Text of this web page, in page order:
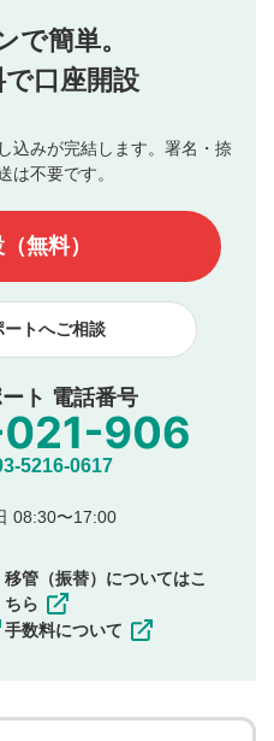
す。（お名前とコメント
は利用者と第三者間のトラ
して一切の責任を負いませ
て審査のうえ、掲載となり
がかかる場合や掲載されない
画コンテンツへの掲載をもっ
。ご了承ください。
された投稿内容は、掲載を
。
無関係の内容の投稿
別的表現投稿
の投稿
など個人を特定できる情報の
営利目的、広告・宣伝を目
作権、その他の知的財産
判断した投稿
ントの変更・削除はできま
。また、利用者は、コメント
で簡単。
口座開設
込みが完結します。署名・捺
は不要です。
無料）
ートへご相談
ト 電話番号
5216-0617
08:30〜17:00
移管（振替）についてはこ
ちら
手数料について